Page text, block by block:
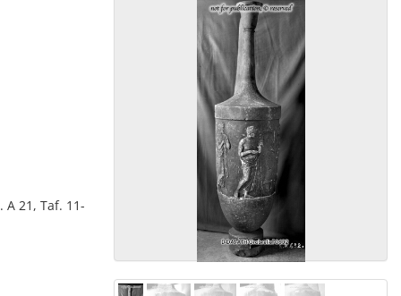
21, Taf. 11-